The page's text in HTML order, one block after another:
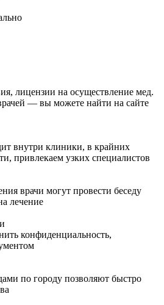
лицензии на осуществление мед.
— вы можете найти на сайте
внутри клиники, в крайних
привлекаем узких специалистов
врачи могут провести беседу
лечение
конфиденциальность,
по городу позволяют быстро